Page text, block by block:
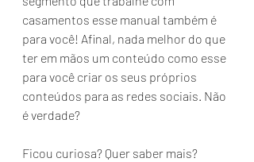
casamentos esse manual também é
para você! Afinal, nada melhor do que
ter em mãos um conteúdo como esse
para você criar os seus próprios
conteúdos para as redes sociais. Não
é verdade?
Ficou curiosa? Quer saber mais?